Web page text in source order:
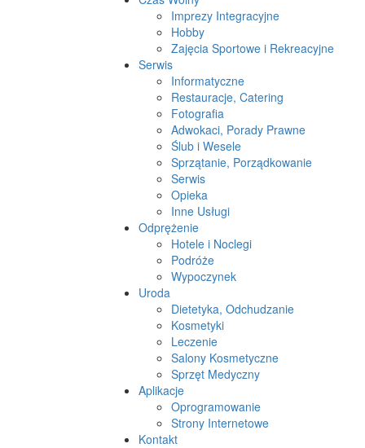
Imprezy Integracyjne
Hobby
Zajęcia Sportowe i Rekreacyjne
Serwis
Informatyczne
Restauracje, Catering
Fotografia
Adwokaci, Porady Prawne
Ślub i Wesele
Sprzątanie, Porządkowanie
Serwis
Opieka
Inne Usługi
Odprężenie
Hotele i Noclegi
Podróże
Wypoczynek
Uroda
Dietetyka, Odchudzanie
Kosmetyki
Leczenie
Salony Kosmetyczne
Sprzęt Medyczny
Aplikacje
Oprogramowanie
Strony Internetowe
Kontakt